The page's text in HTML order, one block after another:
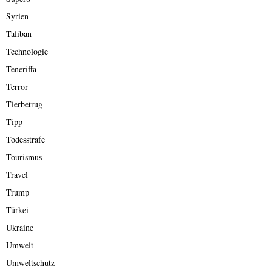
Syrien
Taliban
Technologie
Teneriffa
Terror
Tierbetrug
Tipp
Todesstrafe
Tourismus
Travel
Trump
Türkei
Ukraine
Umwelt
Umweltschutz